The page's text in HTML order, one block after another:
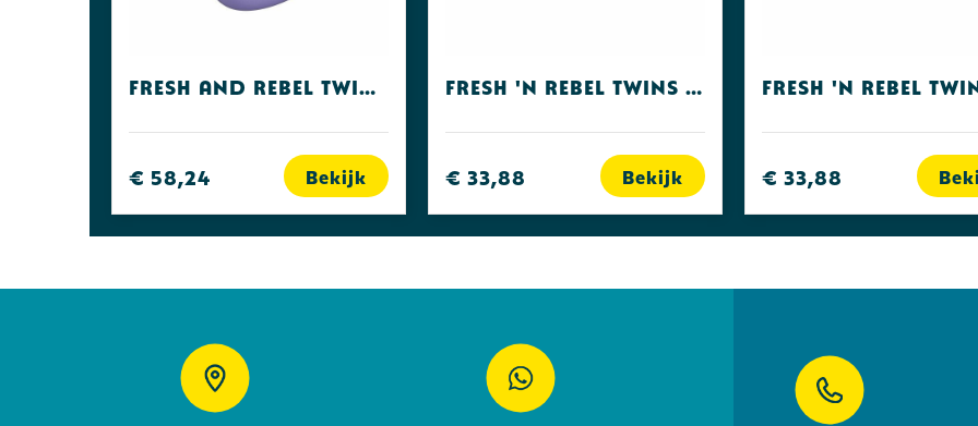
Fresh and Rebel Twins ACE
€ 58,24 Bekijk
Fresh 'n Rebel Twins Core Storm Grey
€ 33,88 Bekijk € 33,88